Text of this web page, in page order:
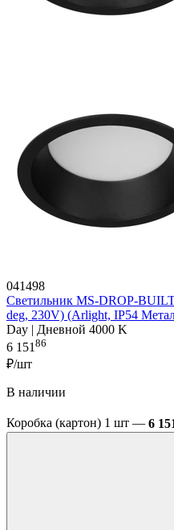
041498
Светильник MS-DROP-
deg, 230V) (Arlight, IP54
Day | Дневной 4000 K
6 15186
₽/шт
В наличии
Коробка (картон) 1 шт — 6